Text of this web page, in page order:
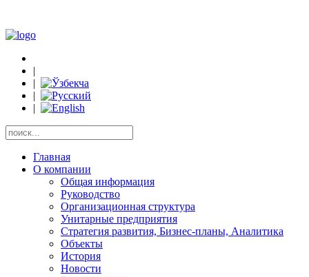
|
|
|
|
Главная
О компании
Общая информация
Руководство
Организационная структура
Унитарные предприятия
Стратегия развития, Бизнес-планы, Аналитика
Объекты
История
Новости